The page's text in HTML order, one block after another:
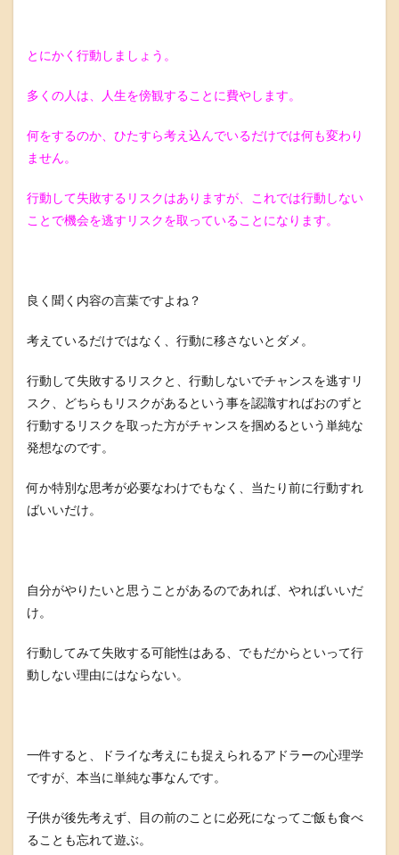
とにかく行動しましょう。
多くの人は、人生を傍観することに費やします。
何をするのか、ひたすら考え込んでいるだけでは何も変わり
ません。
行動して失敗するリスクはありますが、これでは行動しない
ことで機会を逃すリスクを取っていることになります。
良く聞く内容の言葉ですよね？
考えているだけではなく、行動に移さないとダメ。
行動して失敗するリスクと、行動しないでチャンスを逃すリ
スク、どちらもリスクがあるという事を認識すればおのずと
行動するリスクを取った方がチャンスを掴めるという単純な
発想なのです。
何か特別な思考が必要なわけでもなく、当たり前に行動すれ
ばいいだけ。
自分がやりたいと思うことがあるのであれば、やればいいだ
け。
行動してみて失敗する可能性はある、でもだからといって行
動しない理由にはならない。
一件すると、ドライな考えにも捉えられるアドラーの心理学
ですが、本当に単純な事なんです。
子供が後先考えず、目の前のことに必死になってご飯も食べ
ることも忘れて遊ぶ。